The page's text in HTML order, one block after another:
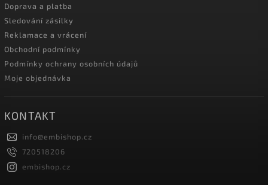
Doprava a platba
Sledování zásilky
Reklamace a vrácení
Obchodní podmínky
Podmínky ochrany osobních údajů
Moje objednávka
KONTAKT
info@embishop.cz
720518206
embishop.cz